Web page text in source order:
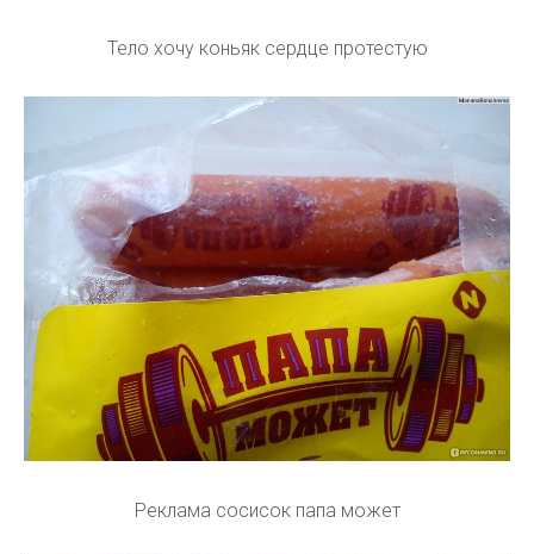
Тело хочу коньяк сердце протестую
Реклама сосисок папа может